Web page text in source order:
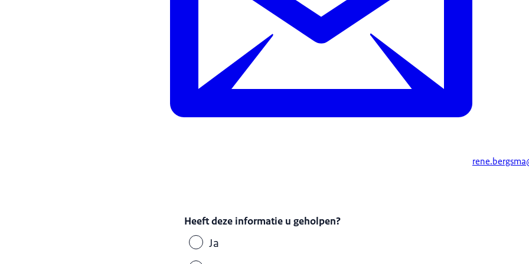
Heeft deze informatie u geholpen?
Ja